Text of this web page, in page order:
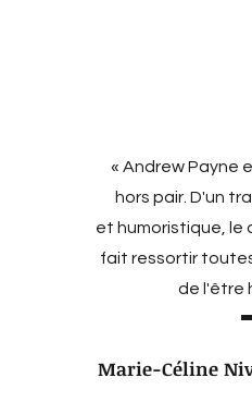
« Andrew Payne
hors pair. D'un
et humoristique, le
fait ressortir
de l'être
Marie-Céline